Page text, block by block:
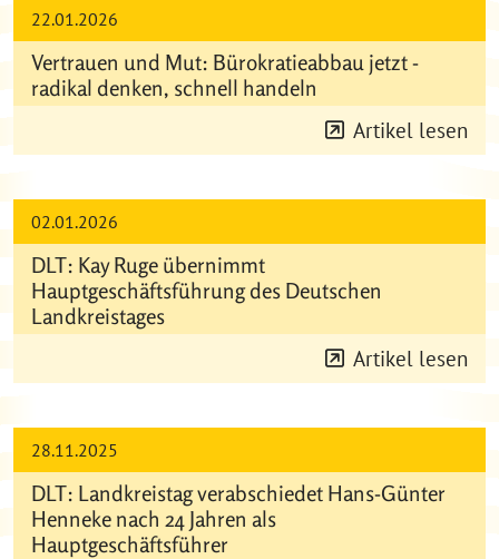
22.01.2026
Vertrauen und Mut: Bürokratieabbau jetzt -
radikal denken, schnell handeln
Artikel lesen
02.01.2026
DLT: Kay Ruge übernimmt
Hauptgeschäftsführung des Deutschen
Landkreistages
Artikel lesen
28.11.2025
DLT: Landkreistag verabschiedet Hans-Günter
Henneke nach 24 Jahren als
Hauptgeschäftsführer